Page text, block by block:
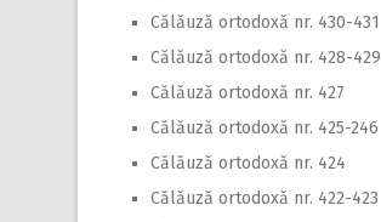
Călăuză ortodoxă nr. 430-431
Călăuză ortodoxă nr. 428-429
Călăuză ortodoxă nr. 427
Călăuză ortodoxă nr. 425-246
Călăuză ortodoxă nr. 424
Călăuză ortodoxă nr. 422-423